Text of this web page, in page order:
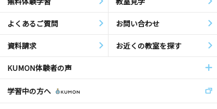
よくあるご質問 お問い合わせ
資料請求 お近くの教室を探す
KUMON体験者の声
学習中の方へ